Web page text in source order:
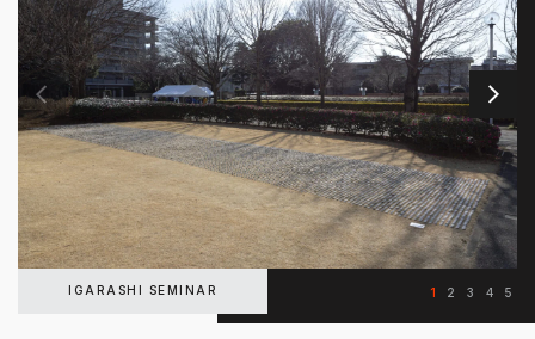
1 2 3 4 5
IGARASHI SEMINAR